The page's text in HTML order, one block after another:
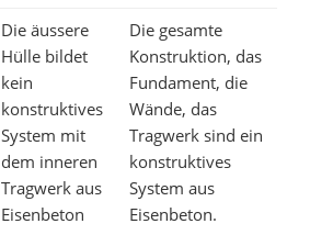
Die äussere
Hülle bildet
kein
konstruktives
System mit
dem inneren
Tragwerk aus
Eisenbeton
Die gesamte
Konstruktion, das
Fundament, die
Wände, das
Tragwerk sind ein
konstruktives
System aus
Eisenbeton.